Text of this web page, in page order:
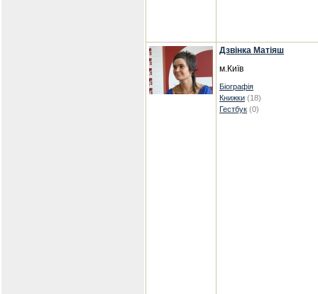
Дзвінка Матіяш
м.Київ
Біографія
Книжки (18)
Гестбук (0)